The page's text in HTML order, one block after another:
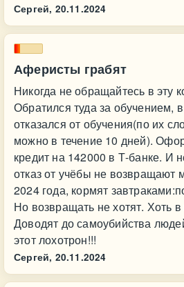
Сергей, 20.11.2024
Аферисты грабят
Никогда не обращайтесь в эту
Обратился туда за обучением,
отказался от обучения(по их
можно в течение 10 дней).
кредит на 142000 в Т-банке. И
отказ от учёбы не возвращают
2024 года, кормят
Но возвращать не хотят. Хоть
Доводят до самоубийства
этот лохотрон!!!
Сергей, 20.11.2024